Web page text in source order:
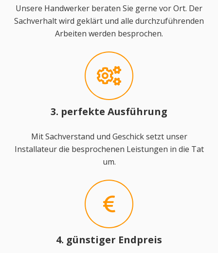
Unsere Handwerker beraten Sie gerne vor Ort. Der
Sachverhalt wird geklärt und alle durchzuführenden
Arbeiten werden besprochen.
3. perfekte Ausführung
Mit Sachverstand und Geschick setzt unser
Installateur die besprochenen Leistungen in die Tat
um.
4. günstiger Endpreis